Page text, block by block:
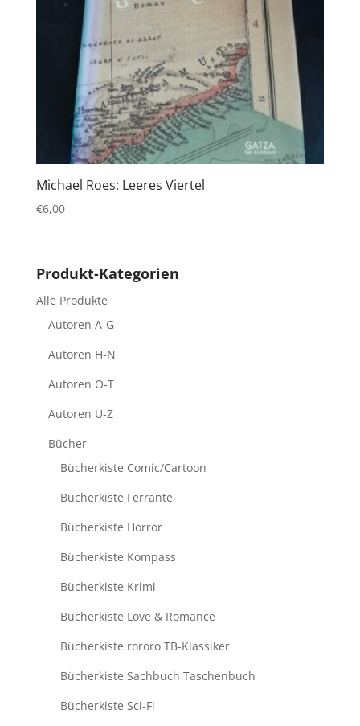
Michael Roes: Leeres Viertel
€6,00
Produkt-Kategorien
Alle Produkte
Autoren A-G
Autoren H-N
Autoren O-T
Autoren U-Z
Bücher
Bücherkiste Comic/Cartoon
Bücherkiste Ferrante
Bücherkiste Horror
Bücherkiste Kompass
Bücherkiste Krimi
Bücherkiste Love & Romance
Bücherkiste rororo TB-Klassiker
Bücherkiste Sachbuch Taschenbuch
Bücherkiste Sci-Fi